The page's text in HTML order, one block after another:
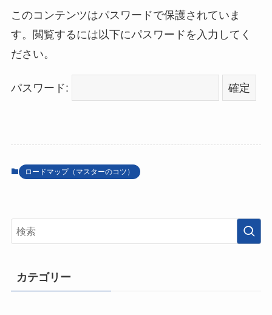
このコンテンツはパスワードで保護されていま
す。閲覧するには以下にパスワードを入力してく
ださい。
パスワード:
ロードマップ（マスターのコツ）
カテゴリー